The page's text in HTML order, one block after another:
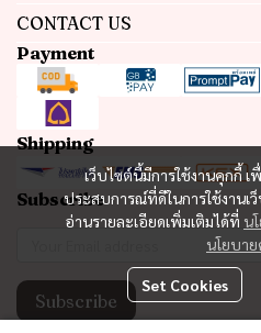
เว็บไซต์นี้มีการใช้งานคุกกี้
ประสบการณ์ที่ดีในการใช้งานเ
อ่านรายละเอียดเพิ่มเติมได้ที่ น
นโยบา
Set Cookies
CONTACT US
Payment
Shipping
Subscribe
Subscribe